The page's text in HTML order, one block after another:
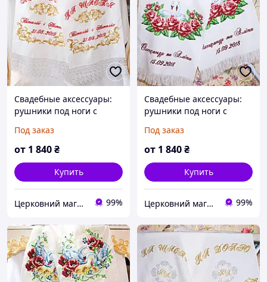
Свадебные аксессуары:
рушники под ноги с
Под заказ
от 1 840₴
Купить
Церковний магазин "Трикірій" 99%
Свадебные аксессуары:
рушники под ноги с
Под заказ
от 1 840₴
Купить
Церковний магазин "Трикірій" 99%